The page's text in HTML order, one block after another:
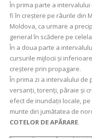
În prima parte a
fi în creştere pe râurile din
Moldova, ca urmare a
general în scădere pe
În a doua parte a
cursurile mijlocii și
creștere prin propagare.
În prima zi a intervalului de
versanți, torenți, pâraie şi
efect de inundații locale,
munte din jumătatea de
COTELOR DE APĂRARE.